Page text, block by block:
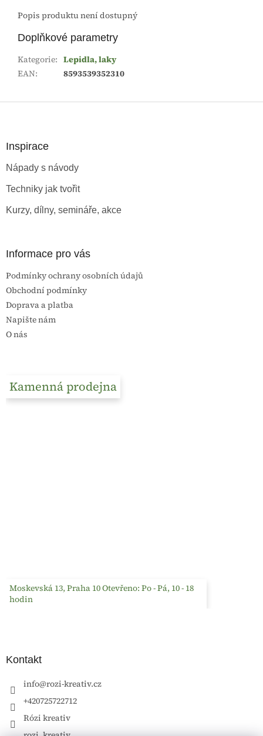
Popis produktu není dostupný
Doplňkové parametry
Kategorie: Lepidla, laky
EAN: 8593539352310
Inspirace
Nápady s návody
Techniky jak tvořit
Kurzy, dílny, semináře, akce
Informace pro vás
Podmínky ochrany osobních údajů
Obchodní podmínky
Doprava a platba
Napište nám
O nás
Kamenná prodejna
Moskevská 13, Praha 10 Otevřeno: Po - Pá, 10 - 18
hodin
Kontakt
info@rozi-kreativ.cz
+420725722712
Rózi kreativ